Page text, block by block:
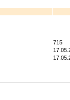
715